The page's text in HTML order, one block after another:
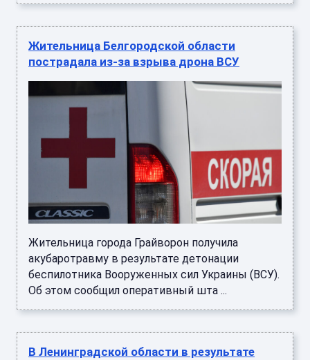
Жительница Белгородской области
пострадала из-за взрыва дрона ВСУ
Жительница города Грайворон получила
акубаротравму в результате детонации
беспилотника Вооруженных сил Украины (ВСУ).
Об этом сообщил оперативный шта ...
В Ленинградской области в результате